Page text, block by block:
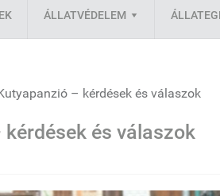
ÁLLATVÉDELEM
– kérdések és válaszok
és válaszok